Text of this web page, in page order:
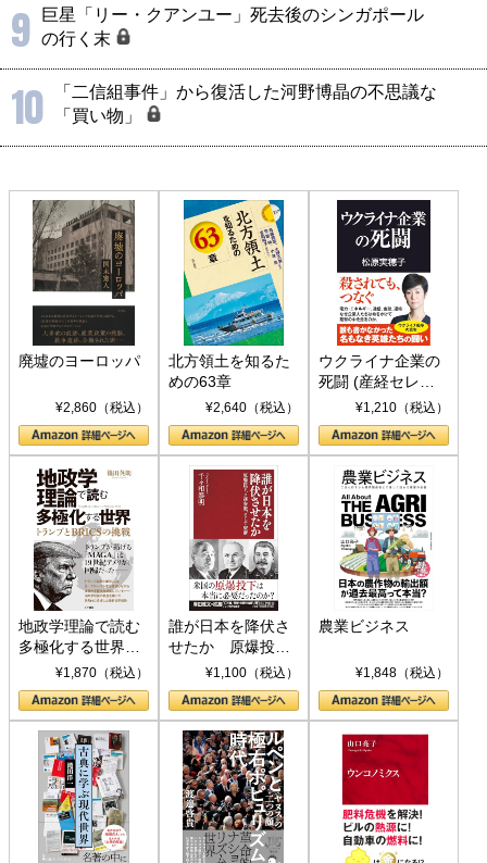
9
巨星「リー・クアンユー」死去後のシンガポール
の行く末
10
「二信組事件」から復活した河野博晶の不思議な
「買い物」
廃墟のヨーロッパ
¥2,860（税込）
北方領土を知るた
めの63章
¥2,640（税込）
ウクライナ企業の
死闘 (産経セレク
ト S 039)¥1,210（税込）
地政学理論で読む
多極化する世界：
トランプとBRICS
の挑戦
¥1,870（税込）
誰が日本を降伏さ
せたか 原爆投
下、ソ連参戦、そ
して聖断 (PHP新
書)
¥1,100（税込）
農業ビジネス
¥1,848（税込）